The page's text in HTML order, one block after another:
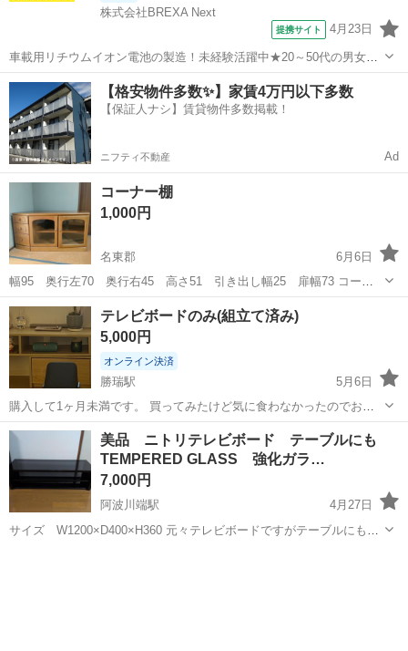
株式会社BREXA Next
提携サイト 4月23日
車載用リチウムイオン電池の製造！未経験活躍中★20～50代の男女活
躍中！寮費無料★備品付き1R寮完備！自宅からマイカー通勤OK！無料
駐車場完備◎正社員登用制度あり！《徳島県板野郡松茂町》 人気の工
場のお仕事 ◇車載用リチウ...
徳島 その他
【格安物件多数✨】家賃4万円以下多数
【保証人ナシ】賃貸物件多数掲載！
ニフティ不動産 Ad
コーナー棚
1,000円
名東郡
6月6日
幅95 奥行左70 奥行右45 高さ51 引き出し幅25 扉幅73 コーナ
ーにピッタリフィットします。 ガラス扉の磁石が弱っているため、し
っかり締まってくれません。 特に目立った傷はありません。 使用感は
ありますが、...
徳島 名東郡 収納家具
テレビボードのみ(組立て済み)
5,000円
オンライン決済
勝瑞駅
5月6日
購入して1ヶ月未満です。 買ってみたけど気に食わなかったのでお譲
りします。 お値下げも承ります。 受け渡し場所も要相談ですが、徳島
駅周辺までなら行けます。
徳島 板野郡 勝瑞駅 収納家具 組立て
美品 ニトリテレビボード テーブルにも
TEMPERED GLASS 強化ガラ…
7,000円
阿波川端駅
4月27日
サイズ W1200×D400×H360 元々テレビボードですがテーブルにもど